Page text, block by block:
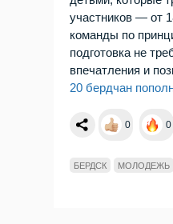
участников — от
команды по
подготовка не
впечатления и
20 бердчан
0 0
БЕРДСК МОЛОДЕЖЬ